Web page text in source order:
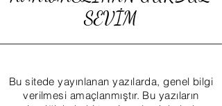
SEVİM
Bu sitede yayınlanan yazılarda, genel bilgi
verilmesi amaçlanmıştır. Bu yazıların